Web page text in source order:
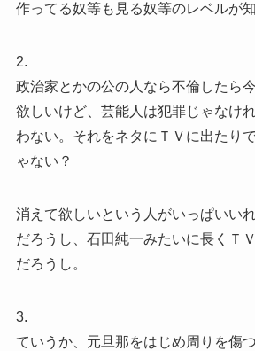
作ってる奴等も見る奴等のレベルが知
2.
政治家とかの公の人なら不倫したら
欲しいけど、芸能人は犯罪じゃなけ
わない。それをネタにＴＶに出たり
ゃない？
消えて欲しいという人がいっぱいい
だろうし、石田純一みたいに長くＴ
だろうし。
3.
ていうか、元旦那をはじめ周りを傷